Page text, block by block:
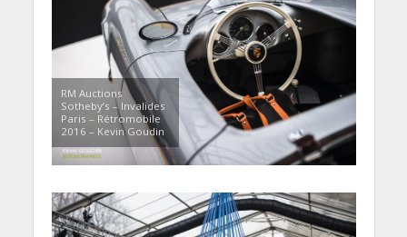
RM Auctions
Sotheby’s – Invalides
Paris – Rétromobile
2016 – Kevin Goudin